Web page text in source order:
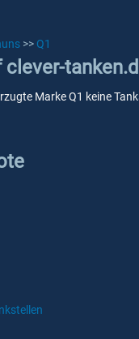
>> Q1
clever-
Marke Q1 keine